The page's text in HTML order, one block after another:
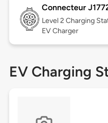
Connecteur
Level 2 Charging
EV Charger
EV Charging